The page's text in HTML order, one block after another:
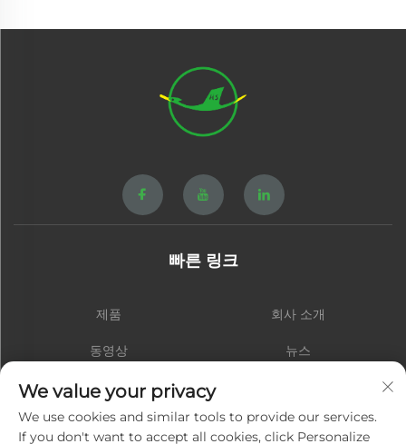
빠른 링크
제품 회사 소개
동영상 뉴스
연락처
We value your privacy
We use cookies and similar tools to provide our services.
If you don't want to accept all cookies, click Personalize